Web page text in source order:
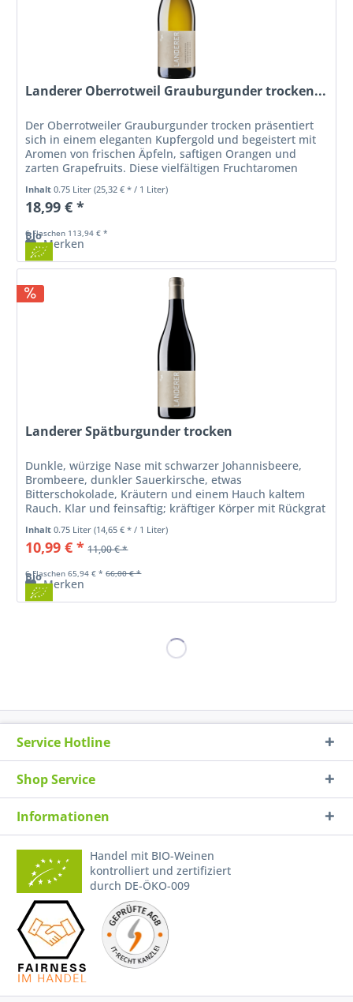
Bio
Landerer Oberrotweil Grauburgunder trocken...
Der Oberrotweiler Grauburgunder trocken präsentiert
sich in einem eleganten Kupfergold und begeistert mit
Aromen von frischen Äpfeln, saftigen Orangen und
zarten Grapefruits. Diese vielfältigen Fruchtaromen
spiegeln die Charakteristik...
Inhalt0.75 Liter(25,32 € * / 1 Liter)
18,99 € *
6 Flaschen 113,94 € *
Merken
Bio
Landerer Spätburgunder trocken
Dunkle, würzige Nase mit schwarzer Johannisbeere,
Brombeere, dunkler Sauerkirsche, etwas
Bitterschokolade, Kräutern und einem Hauch kaltem
Rauch. Klar und feinsaftig; kräftiger Körper mit Rückgrat
und Eleganz; lebendig und frisch;...
Inhalt0.75 Liter(14,65 € * / 1 Liter)
10,99 € * 11,00 € *
6 Flaschen 65,94 € * 66,00 € *
Merken
Service Hotline
Shop Service
Informationen
Handel mit BIO-Weinen
kontrolliert und zertifiziert
durch DE-ÖKO-009